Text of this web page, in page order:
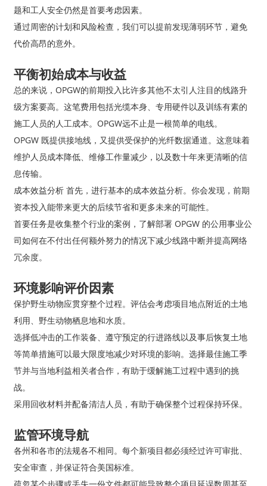
题和工人安全仍然是首要考虑因素。
通过周密的计划和风险检查，我们可以提前发现薄弱环节，避免
代价高昂的意外。
平衡初始成本与收益
总的来说，OPGW的前期投入比许多其他不太引人注目的线路升
级方案要高。这笔费用包括光缆本身、专用硬件以及训练有素的
施工人员的人工成本。OPGW远不止是一根简单的电线。
OPGW 既提供接地线，又提供受保护的光纤数据通道。这意味着
维护人员成本降低、维修工作量减少，以及数十年来更清晰的信
息传输。
成本效益分析 首先，进行基本的成本效益分析。你会发现，前期
资本投入能带来更大的后续节省和更多未来的可能性。
首要任务是收集整个行业的案例，了解部署 OPGW 的公用事业公
司如何在不付出任何额外努力的情况下减少线路中断并提高网络
冗余度。
环境影响评价因素
保护野生动物应贯穿整个过程。评估会考虑项目地点附近的土地
利用、野生动物栖息地和水质。
选择低冲击的工作装备、遵守预定的行进路线以及事后恢复土地
等简单措施可以最大限度地减少对环境的影响。选择最佳施工季
节并与当地利益相关者合作，有助于缓解施工过程中遇到的挑
战。
采用回收材料并配备清洁人员，有助于确保整个过程保持环保。
监管环境导航
各州和各市的法规各不相同。每个新项目都必须经过许可审批、
安全审查，并保证符合美国标准。